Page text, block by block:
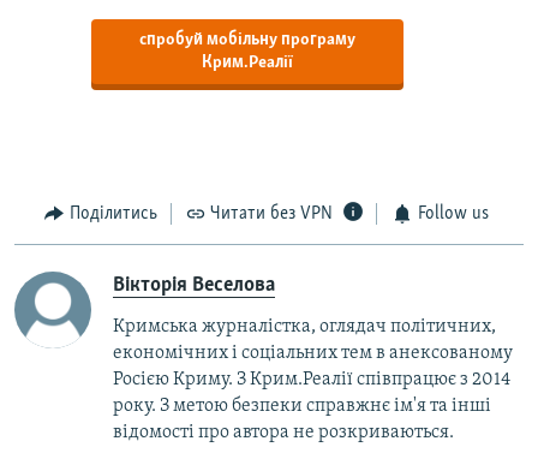
спробуй мобільну програму
Крим.Реалії
Поділитись Читати без VPN Follow us
Вікторія Веселова
Кримська журналістка, оглядач політичних,
економічних і соціальних тем в анексованому
Росією Криму. З Крим.Реалії співпрацює з 2014
року. З метою безпеки справжнє ім'я та інші
відомості про автора не розкриваються.